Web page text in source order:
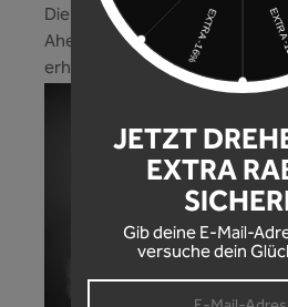
Die Schraube integriert sich
Ahead Kappe! Eine
erhältst du bei uns gleich mit
JETZT
EXTRA
Gib deine E-Mail-
versuche dein